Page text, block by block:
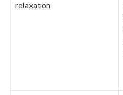
relaxation